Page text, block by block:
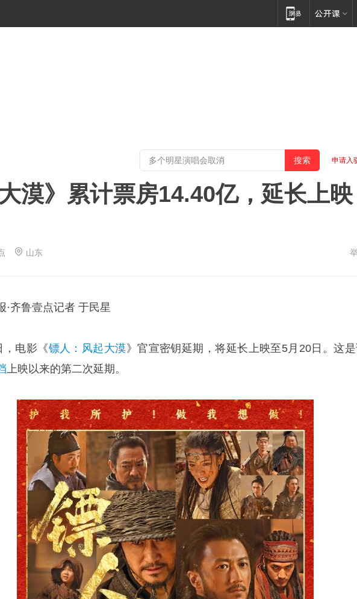
申请入
漠》累计票房14.40亿，延长上映
山东
·齐鲁壹点记者 于民星
，电影《镖人：风起大漠》官宣密钥延期，将延长上映至5月20日。这
上映以来的第二次延期。